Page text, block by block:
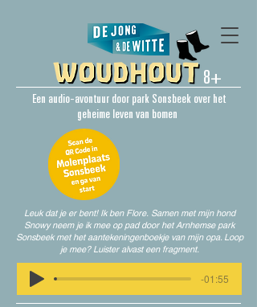
8+
Een audio-avontuur door park Sonsbeek over het
geheime leven van bomen
Leuk dat je er bent! Ik ben Flore. Samen met mijn hond
Snowy neem je ik mee op pad door het Arnhemse park
Sonsbeek met het aantekeningenboekje van mijn opa. Loop
je mee? Luister alvast een fragment.
-01:55